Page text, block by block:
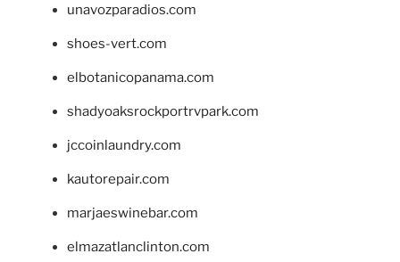
unavozparadios.com
shoes-vert.com
elbotanicopanama.com
shadyoaksrockportrvpark.com
jccoinlaundry.com
kautorepair.com
marjaeswinebar.com
elmazatlanclinton.com